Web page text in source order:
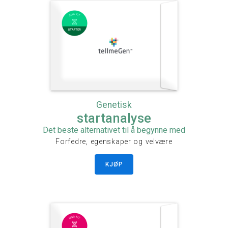
Genetisk
startanalyse
Det beste alternativet til å begynne med
Forfedre, egenskaper og velvære
KJØP